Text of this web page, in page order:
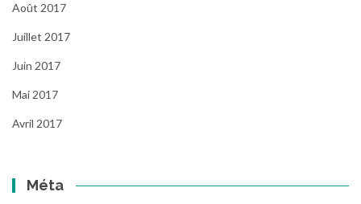
Août 2017
Juillet 2017
Juin 2017
Mai 2017
Avril 2017
Méta